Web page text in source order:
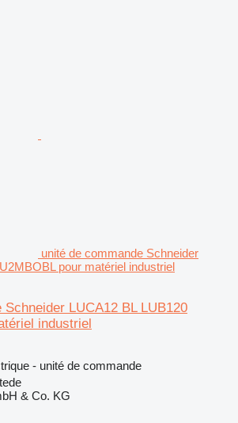
unité de commande Schneider
pour matériel industriel
LUCA12 BL LUB120
industriel
- unité de commande
& Co. KG